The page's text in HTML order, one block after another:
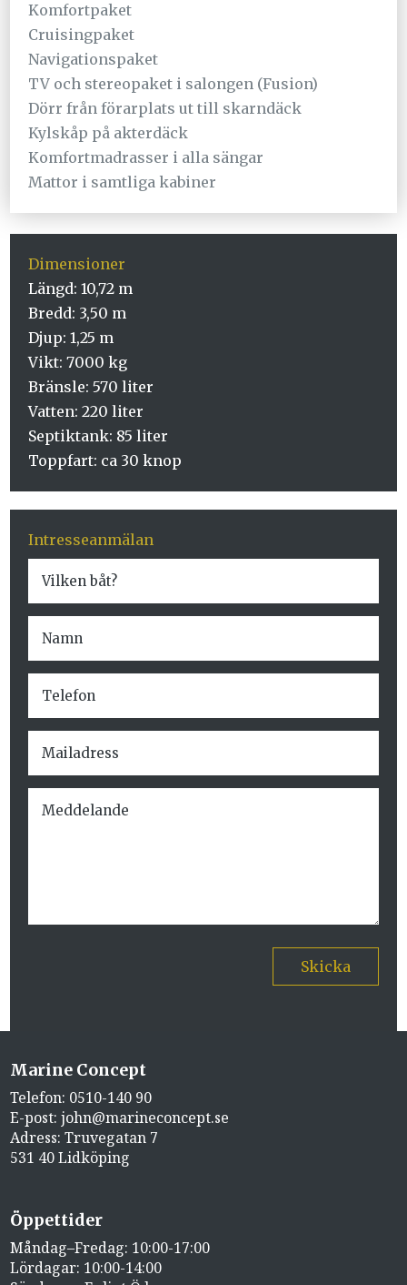
Komfortpaket
Cruisingpaket
Navigationspaket
TV och stereopaket i salongen (Fusion)
Dörr från förarplats ut till skarndäck
Kylskåp på akterdäck
Komfortmadrasser i alla sängar
Mattor i samtliga kabiner
Dimensioner
Längd: 10,72 m
Bredd: 3,50 m
Djup: 1,25 m
Vikt: 7000 kg
Bränsle: 570 liter
Vatten: 220 liter
Septiktank: 85 liter
Toppfart: ca 30 knop
Intresseanmälan
Skicka
Marine Concept
Telefon: 0510-140 90
E-post:john@marineconcept.se
Adress: Truvegatan 7
531 40 Lidköping
Öppettider
Måndag–Fredag: 10:00-17:00
Lördagar: 10:00-14:00